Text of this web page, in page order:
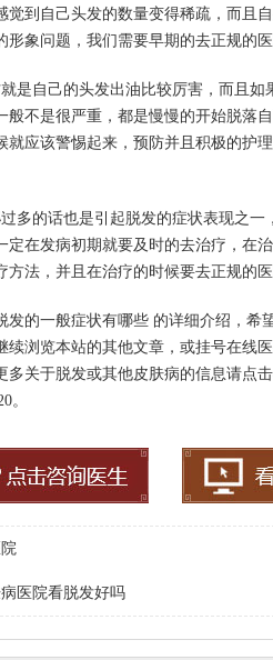
觉到自己头发的数量变得稀疏，而且
象问题，我们需要早期的去正规的医
是自己的头发出油比较厉害，而且
般不是很严重，都是慢慢的开始脱落
就应该警惕起来，预防并且积极的护
多的话也是引起脱发的症状表现之
定在发病初期就要及时的去治疗，在
方法，并且在治疗的时候要去正规的医
发的一般症状有哪些 的详细介绍，希
续浏览本站的其他文章，或挂号在线
多关于脱发或其他皮肤病的信息请点
。
医院看脱发好吗